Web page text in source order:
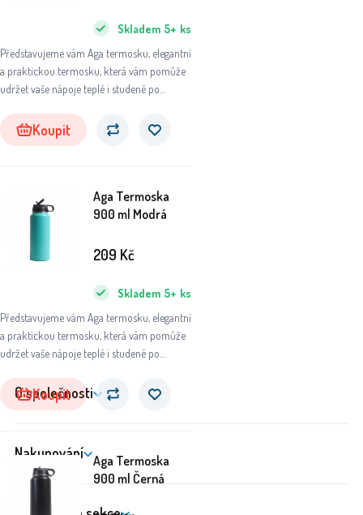
Představujeme vám Aga termosku, elegantní
a praktickou termosku, která vám pomůže
udržet vaše nápoje teplé i studené po
přírody, do práce nebo na sportovní aktivity,
tato termoska se stane vaším
Skladem 5+ ks
Koupit
Aga Termoska
900 ml Modrá
Představujeme vám Aga termosku, elegantní
a praktickou termosku, která vám pomůže
udržet vaše nápoje teplé i studené po
přírody, do práce nebo na sportovní aktivity,
tato termoska se stane vaším
nepostradatelným společníkem.
Skladem 5+ ks
209 Kč
Koupit
Aga Termoska
900 ml Černá
O společnosti
Nakupování